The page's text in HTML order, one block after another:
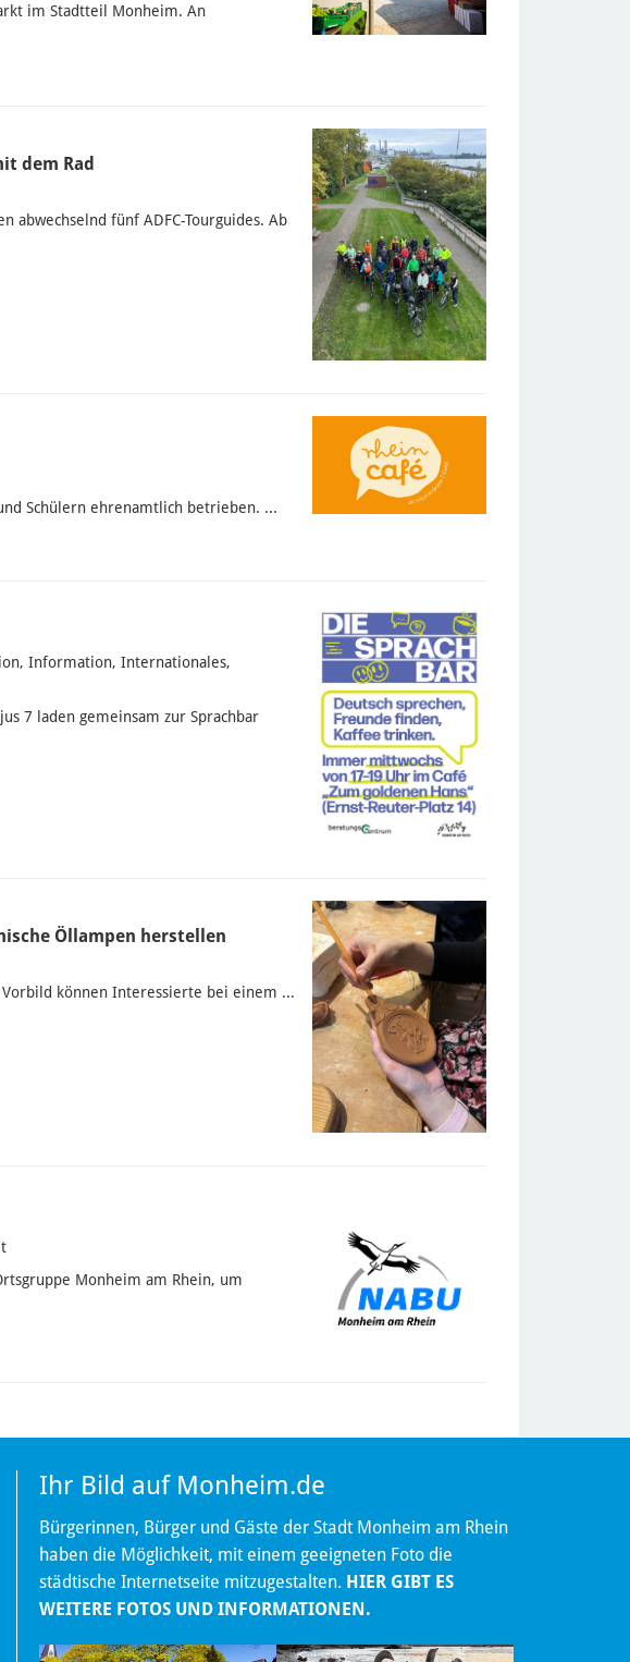
im Stadtteil Monheim. An
dem Rad
abwechselnd fünf ADFC-Tourguides. Ab
Schülern ehrenamtlich betrieben. ...
Information, Internationales,
7 laden gemeinsam zur Sprachbar
Öllampen herstellen
können Interessierte bei einem ...
Monheim am Rhein, um
Ihr Bild auf Monheim.de
Bürgerinnen, Bürger und Gäste der Stadt Monheim am Rhein
haben die Möglichkeit, mit einem geeigneten Foto die
städtische Internetseite mitzugestalten. HIER GIBT ES
WEITERE FOTOS UND INFORMATIONEN.